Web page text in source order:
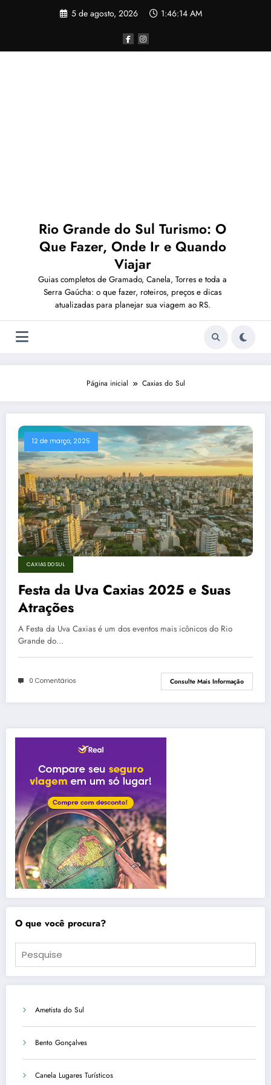
5 de agosto, 2026 1:46:15 AM
Rio Grande do Sul Turismo: O
Que Fazer, Onde Ir e Quando
Viajar
Guias completos de Gramado, Canela, Torres e toda a
Serra Gaúcha: o que fazer, roteiros, preços e dicas
atualizadas para planejar sua viagem ao RS.
Página inicial Caxias do Sul
12 de março, 2025
CAXIAS DO SUL
Festa da Uva Caxias 2025 e Suas
Atrações
A Festa da Uva Caxias é um dos eventos mais icônicos do Rio
Grande do…
0 Comentários Consulte Mais Informação
O que você procura?
Ametista do Sul
Bento Gonçalves
Canela Lugares Turísticos